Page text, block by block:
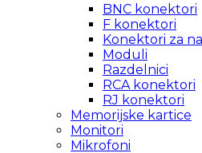
BNC konektori
F konektori
Konektori za
Moduli
Razdelnici
RCA konektori
RJ konektori
Memorijske kartice
Monitori
Mikrofoni